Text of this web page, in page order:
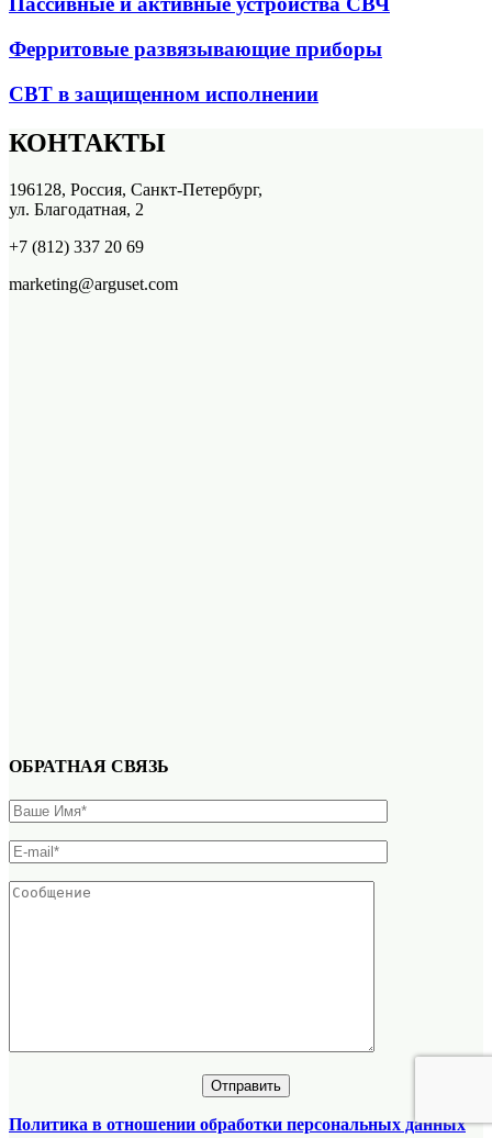
Ферритовые развязывающие приборы
СВТ в защищенном исполнении
КОНТАКТЫ
196128, Россия, Санкт-Петербург,
ул. Благодатная, 2
+7 (812) 337 20 69
marketing@arguset.com
ОБРАТНАЯ СВЯЗЬ
Политика в отношении обработки персональных данных